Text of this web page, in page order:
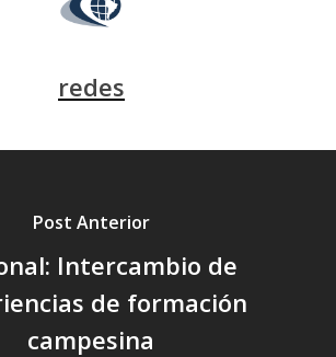
redes
Post Anterior
Intercambio de
de formación
campesina